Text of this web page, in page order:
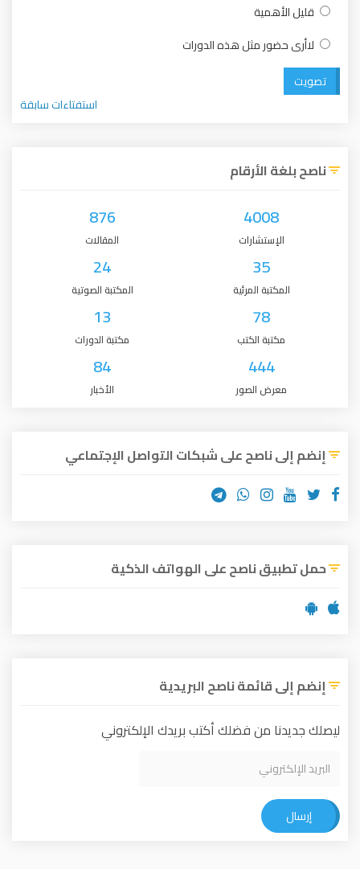
قليل الأهمية
لاأرى حضور مثل هذه الدورات
تصويت
استفتاءات سابقة
ناصح بلغة الأرقام
4008
الإستشارات
876
المقالات
35
المكتبة المرئية
24
المكتبة الصوتية
78
مكتبة الكتب
13
مكتبة الدورات
444
معرض الصور
84
الأخبار
إنضم إلى ناصح على شبكات التواصل الإجتماعي
حمل تطبيق ناصح على الهواتف الذكية
إنضم إلى قائمة ناصح البريدية
ليصلك جديدنا من فضلك أكتب بريدك الإلكتروني
إرسال